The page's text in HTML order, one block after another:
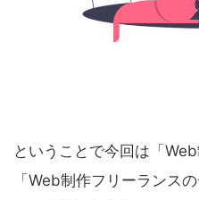
ということで今回は「
「Web制作フリーランス